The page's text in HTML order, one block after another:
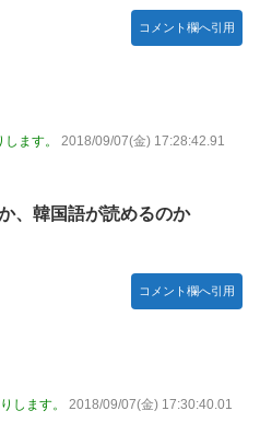
コメント欄へ引用
ます。
2018/09/07(金) 17:28:42.91
、韓国語が読めるのか
コメント欄へ引用
します。
2018/09/07(金) 17:30:40.01